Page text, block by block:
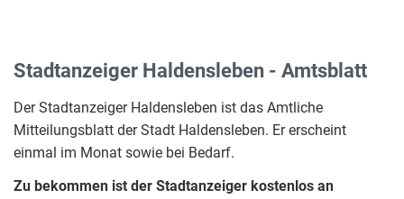
Stadtanzeiger Haldensleben - Amtsblatt
Der Stadtanzeiger Haldensleben ist das Amtliche
Mitteilungsblatt der Stadt Haldensleben. Er erscheint
einmal im Monat sowie bei Bedarf.
Zu bekommen ist der Stadtanzeiger kostenlos an